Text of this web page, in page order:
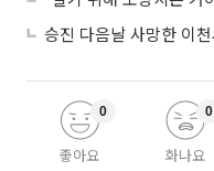
좋아요
0
화나요
0